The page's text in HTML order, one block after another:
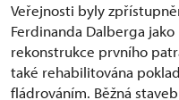
Veřejnosti byly
Ferdinanda Dalberga
rekonstrukce prvního
také rehabilitována
fládrováním. Běžná